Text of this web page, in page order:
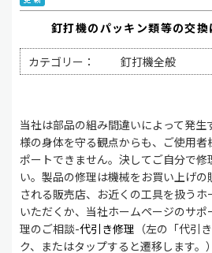
釘打機のパッキン類等の交換
カテゴリー： 釘打機全般
当社は部品の組み間違いによって発
様の身体を守る観点からも、ご使用
ポートできません。決してご自分で
い。製品の修理は機械をお買い上げの
される販売店、お近くの工具を扱う
いただくか、当社ホームページのサ
理のご相談-代引き修理 （左の「代引
ク、またはタップすると遷移します。